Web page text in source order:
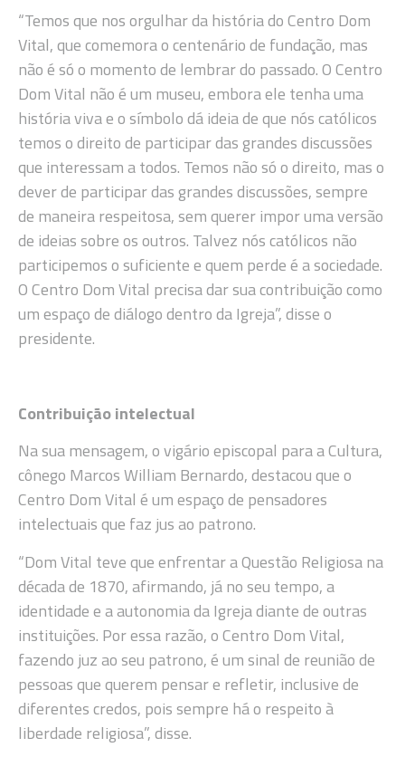
“Temos que nos orgulhar da história do Centro Dom
Vital, que comemora o centenário de fundação, mas
não é só o momento de lembrar do passado. O Centro
Dom Vital não é um museu, embora ele tenha uma
história viva e o símbolo dá ideia de que nós católicos
temos o direito de participar das grandes discussões
que interessam a todos. Temos não só o direito, mas o
dever de participar das grandes discussões, sempre
de maneira respeitosa, sem querer impor uma versão
de ideias sobre os outros. Talvez nós católicos não
participemos o suficiente e quem perde é a sociedade.
O Centro Dom Vital precisa dar sua contribuição como
um espaço de diálogo dentro da Igreja”, disse o
presidente.
Contribuição intelectual
Na sua mensagem, o vigário episcopal para a Cultura,
cônego Marcos William Bernardo, destacou que o
Centro Dom Vital é um espaço de pensadores
intelectuais que faz jus ao patrono.
“Dom Vital teve que enfrentar a Questão Religiosa na
década de 1870, afirmando, já no seu tempo, a
identidade e a autonomia da Igreja diante de outras
instituições. Por essa razão, o Centro Dom Vital,
fazendo juz ao seu patrono, é um sinal de reunião de
pessoas que querem pensar e refletir, inclusive de
diferentes credos, pois sempre há o respeito à
liberdade religiosa”, disse.